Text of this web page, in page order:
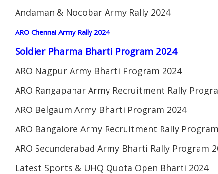
Andaman & Nocobar Army Rally 2024
ARO Chennai Army Rally 2024
Soldier Pharma Bharti Program 2024
ARO Nagpur Army Bharti Program 2024
ARO Rangapahar Army Recruitment Rally
ARO Belgaum Army Bharti Program 2024
ARO Bangalore Army Recruitment Rally
ARO Secunderabad Army Bharti Rally Program
Latest Sports & UHQ Quota Open Bharti 2024